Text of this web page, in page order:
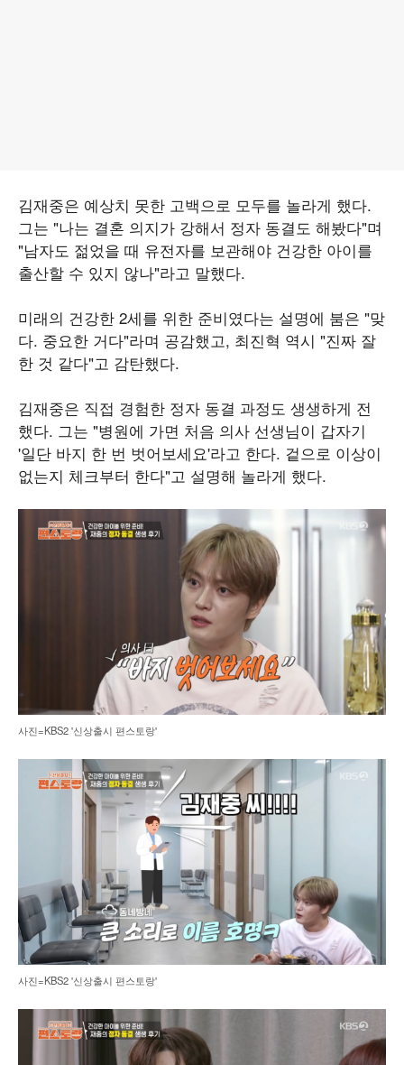
김재중은 예상치 못한 고백으로 모두를 놀라게 했다.
그는 "나는 결혼 의지가 강해서 정자 동결도 해봤다"며
"남자도 젊었을 때 유전자를 보관해야 건강한 아이를
출산할 수 있지 않나"라고 말했다.
미래의 건강한 2세를 위한 준비였다는 설명에 붐은 "맞
다. 중요한 거다"라며 공감했고, 최진혁 역시 "진짜 잘
한 것 같다"고 감탄했다.
김재중은 직접 경험한 정자 동결 과정도 생생하게 전
했다. 그는 "병원에 가면 처음 의사 선생님이 갑자기
'일단 바지 한 번 벗어보세요'라고 한다. 겉으로 이상이
없는지 체크부터 한다"고 설명해 놀라게 했다.
사진=KBS2 '신상출시 편스토랑'
사진=KBS2 '신상출시 편스토랑'